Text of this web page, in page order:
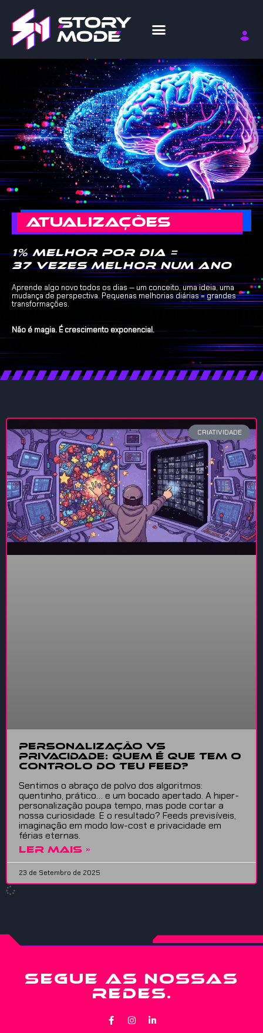
ATUALIZAÇÕES
1% melhor por dia =
37 vezes melhor num ano
Aprende algo novo todos os dias — um conceito, uma ideia, uma
mudança de perspectiva. Pequenas melhorias diárias = grandes
transformações.
Não é magia. É crescimento exponencial.
CRIATIVIDADE
Personalização vs
Privacidade: Quem É Que Tem O
Controlo Do Teu Feed?
Sentimos o abraço de polvo dos algoritmos:
quentinho, prático… e um bocado apertado. A hiper-
personalização poupa tempo, mas pode cortar a
nossa curiosidade. E o resultado? Feeds previsíveis,
imaginação em modo low-cost e privacidade em
férias eternas.
LER MAIS »
23 de Setembro de 2025
SEGUE AS NOSSAS
REDES.